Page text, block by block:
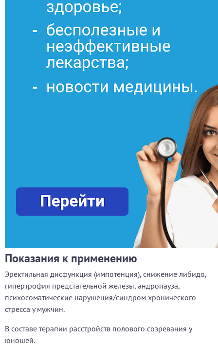
Показания к применению
Эректильная дисфункция (импотенция), снижение либидо,
гипертрофия предстательной железы, андропауза,
психосоматические нарушения/синдром хронического
стресса у мужчин.
В составе терапии расстройств полового созревания у
юношей.